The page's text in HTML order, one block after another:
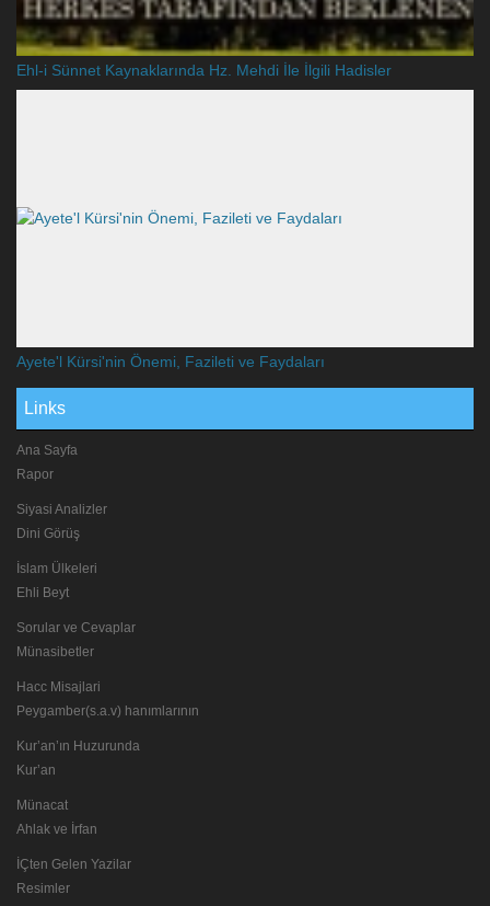
Ehl-i Sünnet Kaynaklarında Hz. Mehdi İle İlgili Hadisler
Ayete'l Kürsi'nin Önemi, Fazileti ve Faydaları
Links
Ana Sayfa
Rapor
Siyasi Analizler
Dini Görüş
İslam Ülkeleri
Ehli Beyt
Sorular ve Cevaplar
Münasibetler
Hacc Misajlari
Peygamber(s.a.v) hanımlarının
Kur’an’ın Huzurunda
Kur’an
Münacat
Ahlak ve İrfan
İÇten Gelen Yazilar
Resimler